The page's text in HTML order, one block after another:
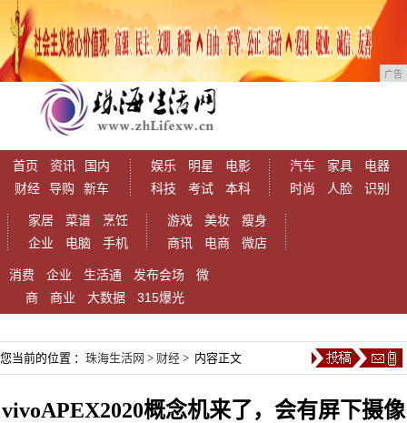
广告
首页 资讯
国内
财经
导购 新车
娱乐 明星
电影
科技
考试 本科
汽车 家具
电器
时尚
人脸 识别
家居 菜谱
烹饪
企业
电脑 手机
游戏 美妆
瘦身
商讯
电商 微店
消费 企业 生活通 发布会场
微
商
商业 大数据 315爆光
您当前的位置 ： 珠海生活网 > 财经 > 内容正文
vivoAPEX2020概念机来了，会有屏下摄像